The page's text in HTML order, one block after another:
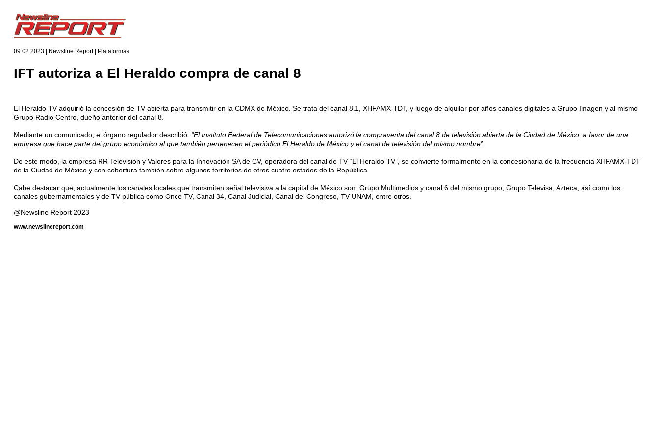
09.02.2023 | Newsline Report | Plataformas
IFT autoriza a El Heraldo compra de canal 8
El Heraldo TV adquirió la concesión de TV abierta para transmitir en la CDMX de México. Se trata del canal 8.1, XHFAMX-TDT, y luego de alquilar por años canales digitales a Grupo Imagen y al mismo
Grupo Radio Centro, dueño anterior del canal 8.
Mediante un comunicado, el órgano regulador describió: “El Instituto Federal de Telecomunicaciones autorizó la compraventa del canal 8 de televisión abierta de la Ciudad de México, a favor de una
empresa que hace parte del grupo económico al que también pertenecen el periódico El Heraldo de México y el canal de televisión del mismo nombre”.
De este modo, la empresa RR Televisión y Valores para la Innovación SA de CV, operadora del canal de TV “El Heraldo TV”, se convierte formalmente en la concesionaria de la frecuencia XHFAMX-TDT
de la Ciudad de México y con cobertura también sobre algunos territorios de otros cuatro estados de la República.
Cabe destacar que, actualmente los canales locales que transmiten señal televisiva a la capital de México son: Grupo Multimedios y canal 6 del mismo grupo; Grupo Televisa, Azteca, así como los
canales gubernamentales y de TV pública como Once TV, Canal 34, Canal Judicial, Canal del Congreso, TV UNAM, entre otros.
@Newsline Report 2023
www.newslinereport.com